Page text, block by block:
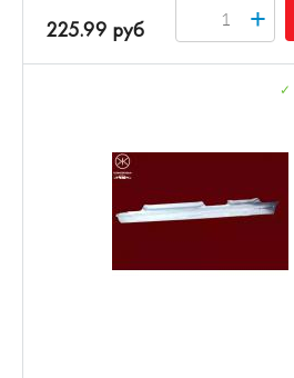
225.99 руб +